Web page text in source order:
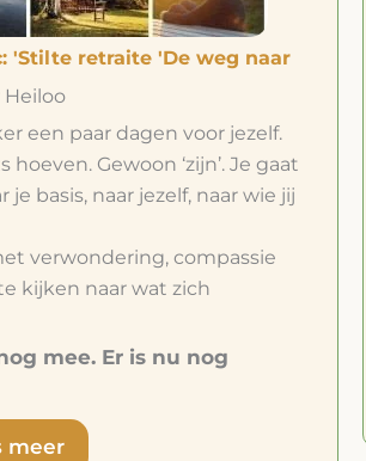
'Retraite 'Tot rust komen aan
Heiloo
bij God en jezelf. In deze
laten we onze Martha kant
we een weekend Maria zijn.
retraite. (De andere
algemeen.)
mee. Er is nu nog